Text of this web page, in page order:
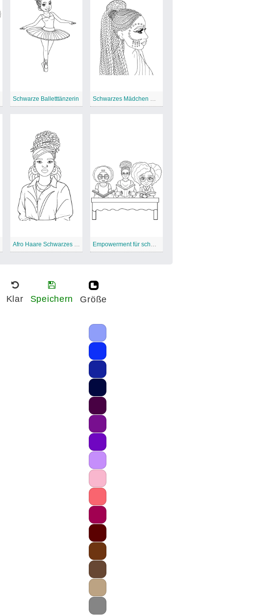
Schwarze Balletttänzerin Schwarzes Mädchen mit Zöpfen
Afro Haare Schwarzes Mädchen Empowerment für schwarze Mädchen
Klar Speichern Größe